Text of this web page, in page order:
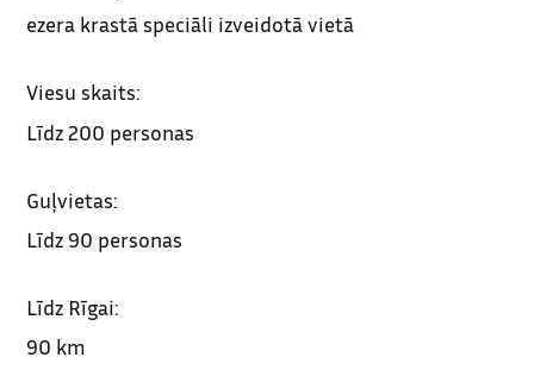
90 km
Līdz Rīgai:
Līdz 90 personas
Guļvietas:
Līdz 200 personas
Viesu skaits:
ezera krastā speciāli izveidotā vietā